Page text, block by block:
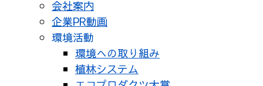
会社案内
企業PR動画
環境活動
環境への取り組み
植林システム